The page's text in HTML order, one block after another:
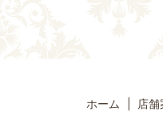
ホーム 店舗